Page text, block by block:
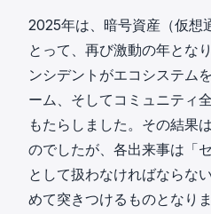
2025年は、暗号資産（仮想
とって、再び激動の年とな
ンシデントがエコシステム
ーム、そしてコミュニティ
もたらしました。その結果
のでしたが、各出来事は「
として扱わなければならな
めて突きつけるものとなりま